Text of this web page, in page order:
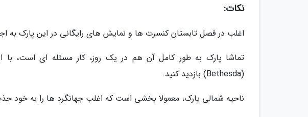
نکات:
اغلب در فصل تابستان کنسرت ها و نمایش های رایگانی در این پارک به
تماشا پارک به طور کامل آن هم در یک روز، کار مسئله ای است، با
(Bethesda) بازدید کنید.
ناحیه شمالی پارک، معمولا بخشی است که اغلب جهانگرد ها را به خود